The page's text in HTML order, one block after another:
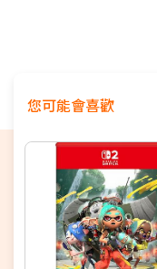
您可能會喜歡